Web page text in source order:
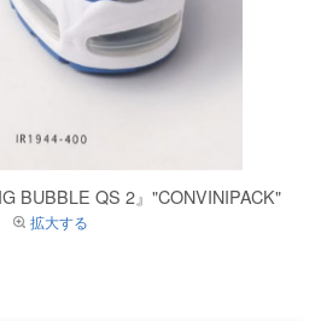
BUBBLE QS 2』"CONVINIPACK"
拡大する